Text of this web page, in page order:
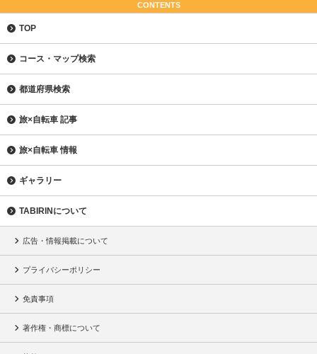
CONTENTS
TOP
コース・マップ検索
都道府県検索
旅×自転車 記事
旅×自転車 情報
ギャラリー
TABIRINについて
広告・情報掲載について
プライバシーポリシー
免責事項
著作権・商標について